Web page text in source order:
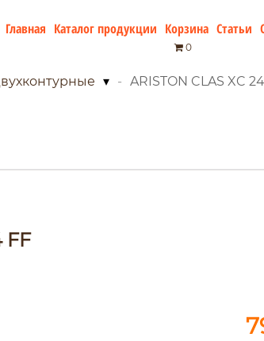
Главная Каталог продукции Корзина
0
Статьи
▾ ARISTON CLAS XC
FF